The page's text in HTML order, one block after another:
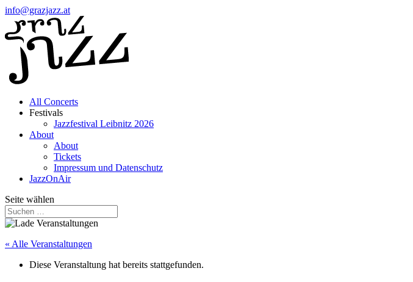
info@grazjazz.at
All Concerts
Festivals
Jazzfestival Leibnitz 2026
About
About
Tickets
Impressum und Datenschutz
JazzOnAir
Seite wählen
« Alle Veranstaltungen
Diese Veranstaltung hat bereits stattgefunden.